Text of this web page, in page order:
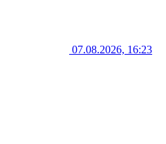
07.08.2026, 16:23